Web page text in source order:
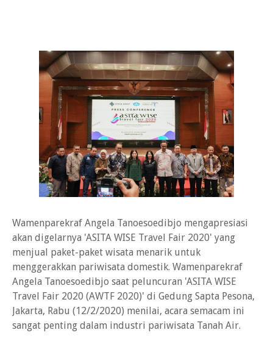
Wamenparekraf Angela Tanoesoedibjo mengapresiasi
akan digelarnya 'ASITA WISE Travel Fair 2020' yang
menjual paket-paket wisata menarik untuk
menggerakkan pariwisata domestik. Wamenparekraf
Angela Tanoesoedibjo saat peluncuran 'ASITA WISE
Travel Fair 2020 (AWTF 2020)' di Gedung Sapta Pesona,
Jakarta, Rabu (12/2/2020) menilai, acara semacam ini
sangat penting dalam industri pariwisata Tanah Air.